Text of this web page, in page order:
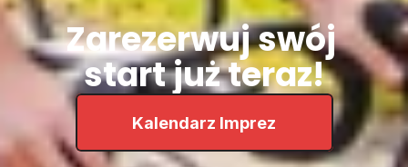
Zarezerwuj swój
start już teraz!
Kalendarz Imprez